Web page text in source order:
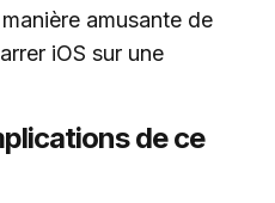
amusante de
iOS sur une
de ce